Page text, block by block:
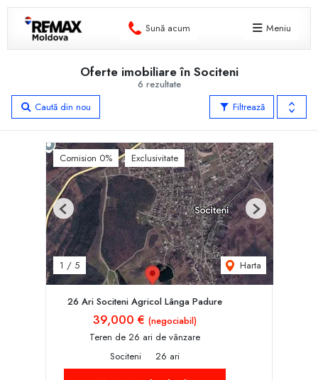
Sună acum Meniu
6 rezultate
Oferte imobiliare în Sociteni
Filtrează
Caută din nou
Comision 0% Exclusivitate
1 / 5 Harta
Previous Next
26 Ari Sociteni Agricol Lânga Padure
39,000 € (negociabil)
Teren de 26 ari de vânzare
Sociteni
26 ari